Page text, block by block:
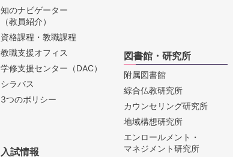
知のナビゲーター
（教員紹介）
資格課程・教職課程
教職支援オフィス
学修支援センター（DAC）
シラバス
3つのポリシー
入試情報
図書館・研究所
附属図書館
綜合仏教研究所
カウンセリング研究所
地域構想研究所
エンロールメント・
マネジメント研究所